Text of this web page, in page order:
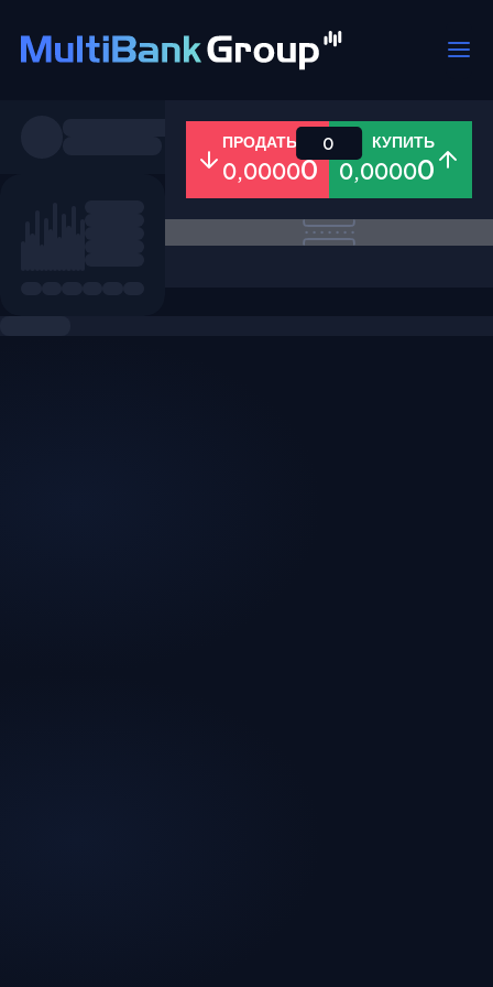
Все Форекс Металлы
ПРОДАТЬ
0,00000
КУПИТЬ
0,00000
0